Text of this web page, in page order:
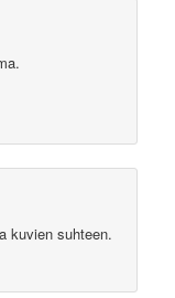
kuvien suhteen.